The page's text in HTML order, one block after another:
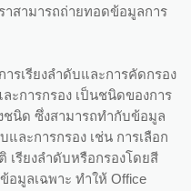
สามารถถ่ายทอดข้อมูลการ
รเรียงลำดับและการคัดกรอง
ะการกรอง เป็นชนิดของการ
นิด ซึ่งสามารถทำกับข้อมูล
และการกรอง เช่น การเลือก
เรียงลำดับหรือกรองโดยสี
อมูลเฉพาะ ทำให้ Office